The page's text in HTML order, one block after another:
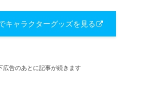
キャラクターグッズを見る
広告のあとに記事が続きます